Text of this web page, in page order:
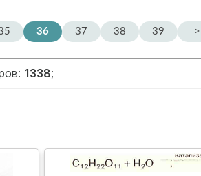
36 37 38 39 >
1338;